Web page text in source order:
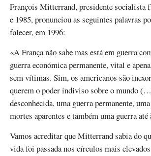
François Mitterrand, presidente socialista
e 1985, pronunciou as seguintes palavras
falecer, em 1996:
«A França não sabe mas está em guerra
guerra económica permanente, vital e
sem vítimas. Sim, os americanos são
querem o poder indiviso sobre o mundo
desconhecida, uma guerra permanente,
mortes aparentes e também uma guerra até
Vamos acreditar que Mitterrand sabia do
vida foi passada nos círculos mais